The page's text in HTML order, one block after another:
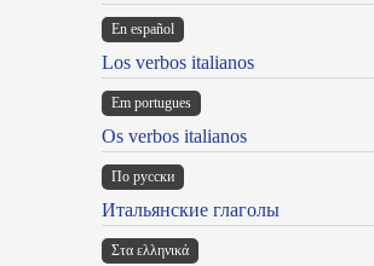
En español
Los verbos italianos
Em portugues
Os verbos italianos
По русски
Итальянские глаголы
Στα ελληνικά